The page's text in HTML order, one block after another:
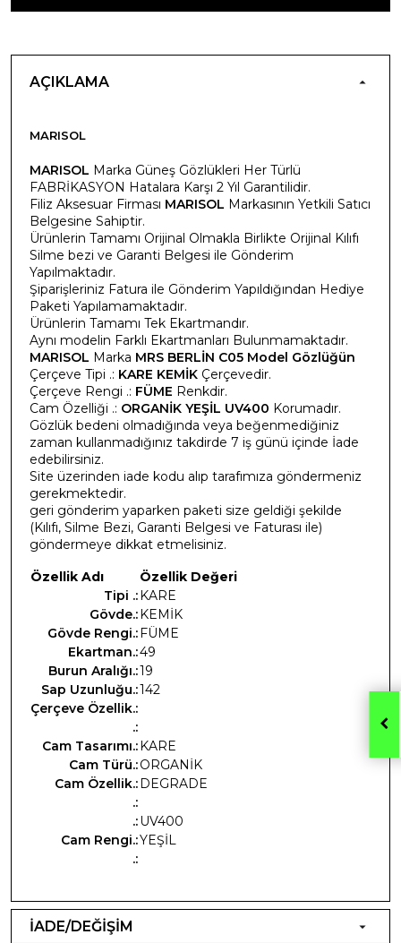
AÇIKLAMA
MARISOL
MARISOL Marka Güneş Gözlükleri Her Türlü
FABRİKASYON Hatalara Karşı 2 Yıl Garantilidir.
Filiz Aksesuar Firması MARISOL Markasının Yetkili Satıcı
Belgesine Sahiptir.
Ürünlerin Tamamı Orijinal Olmakla Birlikte Orijinal Kılıfı
Silme bezi ve Garanti Belgesi ile Gönderim
Yapılmaktadır.
Şiparişleriniz Fatura ile Gönderim Yapıldığından Hediye
Paketi Yapılamamaktadır.
Ürünlerin Tamamı Tek Ekartmandır.
Aynı modelin Farklı Ekartmanları Bulunmamaktadır.
MARISOL Marka MRS BERLİN C05 Model Gözlüğün
Çerçeve Tipi .: KARE KEMİK Çerçevedir.
Çerçeve Rengi .: FÜME Renkdir.
Cam Özelliği .: ORGANİK YEŞİL UV400 Korumadır.
Gözlük bedeni olmadığında veya beğenmediğiniz
zaman kullanmadığınız takdirde 7 iş günü içinde İade
edebilirsiniz.
Site üzerinden iade kodu alıp tarafımıza göndermeniz
gerekmektedir.
geri gönderim yaparken paketi size geldiği şekilde
(Kılıfı, Silme Bezi, Garanti Belgesi ve Faturası ile)
göndermeye dikkat etmelisiniz.
Özellik Adı
Özellik Değeri
Tipi .:KARE
Gövde.:KEMİK
Gövde Rengi.:FÜME
Ekartman.:49
Burun Aralığı.:19
Sap Uzunluğu.:142
Çerçeve Özellik.:
.:
Cam Tasarımı.:KARE
Cam Türü.:ORGANİK
Cam Özellik.:DEGRADE
.:
.:UV400
Cam Rengi.:YEŞİL
.:
İADE/DEĞİŞİM